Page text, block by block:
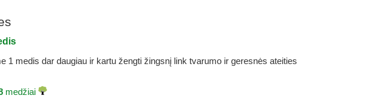
1 medis dar daugiau ir kartu žengti žingsnį link tvarumo ir geresnės ateities
medžiai